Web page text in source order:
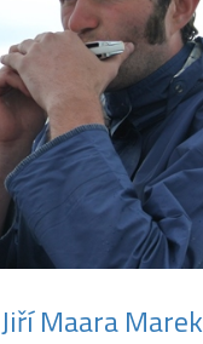
Jiří Maara Marek